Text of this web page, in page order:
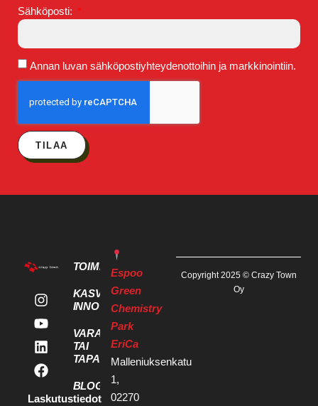
Sähköposti:
Annan luvan sähköpostiyhteydenottoihin ja markkinointiin.
TILAA
Laskutustiedot
TOIMITILAT
KASVU- JA
INNOVAATIOPALVELUT
VARAA KOKOUS
TAI
TAPAHTUMATILA
BLOGI
Espoo
Green
Chemistry
Park
EriCa
Malleniuksenkatu
1,
02270
Copyright 2025 © Crazy Town
Oy